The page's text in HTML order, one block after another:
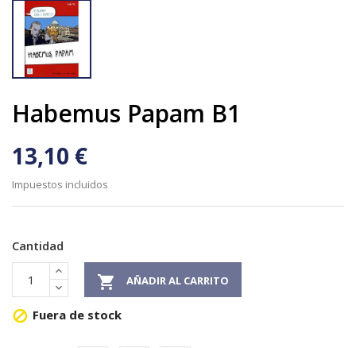
Habemus Papam B1
13,10 €
Impuestos incluidos
Cantidad
 AÑADIR AL CARRITO
 Fuera de stock